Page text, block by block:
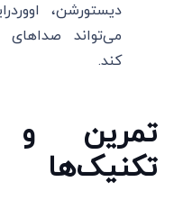
دیستورشن،
می‌تواند صداهای
کند.
تمرین و
تکنیک‌ها